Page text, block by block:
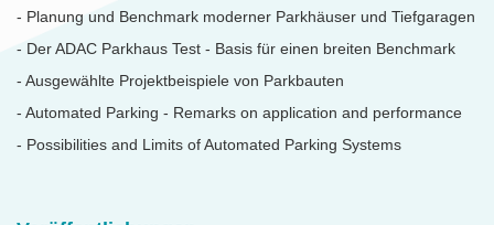
- Planung und Benchmark moderner Parkhäuser und Tiefgaragen
- Der ADAC Parkhaus Test - Basis für einen breiten Benchmark
- Ausgewählte Projektbeispiele von Parkbauten
- Automated Parking - Remarks on application and performance
- Possibilities and Limits of Automated Parking Systems